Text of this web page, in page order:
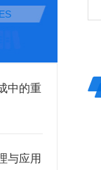
中的重
与应用